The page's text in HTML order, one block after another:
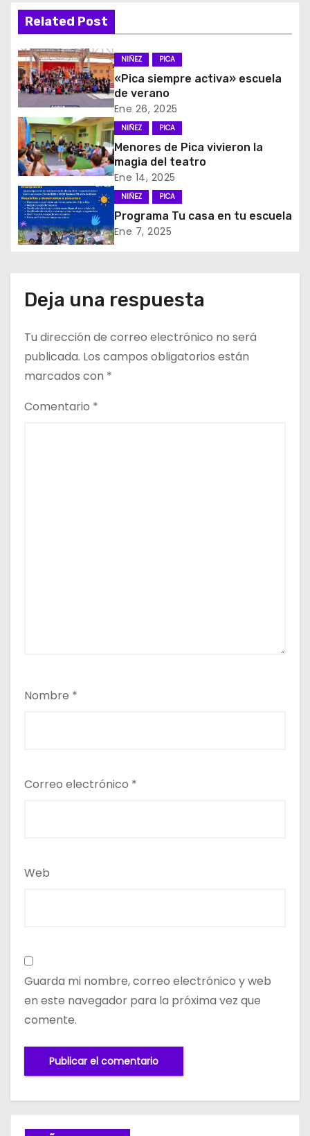
v
e
g
a
c
i
ó
n
d
e
n
t
Related Post
NIÑEZ PICA
«Pica siempre activa» escuela
de verano
Ene 26, 2025
NIÑEZ PICA
Menores de Pica vivieron la
magia del teatro
Ene 14, 2025
NIÑEZ PICA
Programa Tu casa en tu escuela
Ene 7, 2025
Deja una respuesta
Tu dirección de correo electrónico no será
publicada. Los campos obligatorios están
marcados con *
Comentario *
Nombre *
Correo electrónico *
Web
Guarda mi nombre, correo electrónico y web
en este navegador para la próxima vez que
comente.